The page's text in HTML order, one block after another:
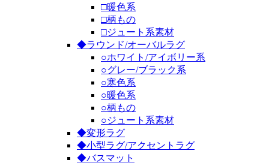
□暖色系
□柄もの
□ジュート系素材
◆ラウンド/オーバルラグ
○ホワイト/アイボリー系
○グレー/ブラック系
○寒色系
○暖色系
○柄もの
○ジュート系素材
◆変形ラグ
◆小型ラグ/アクセントラグ
◆バスマット